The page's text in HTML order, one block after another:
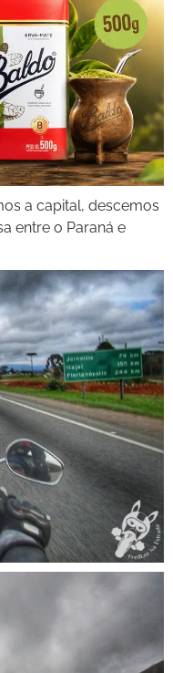
a capital, descemos
entre o Paraná e